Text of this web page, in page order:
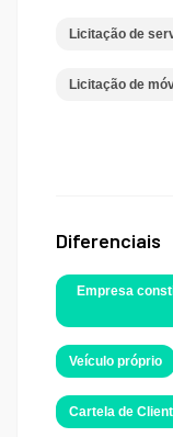
Licitação de
Licitação de
Diferenciais
Empresa
Veículo próprio
Cartela de